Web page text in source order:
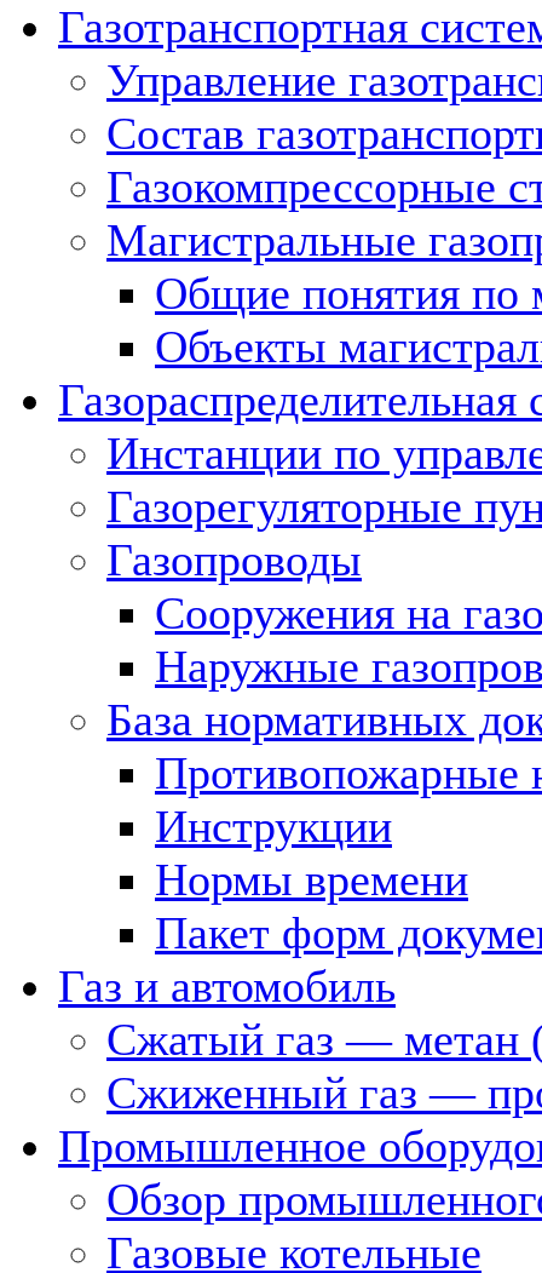
Газотранспортная
Управление
Состав
Газокомпрессорные
Магистральные
Общие понятия по
Объекты
Газораспределительная
Инстанции по
Газорегуляторные
Газопроводы
Сооружения на
Наружные
База нормативных
Противопожарные
Инструкции
Нормы времени
Пакет форм
Газ и автомобиль
Сжатый газ — метан
Сжиженный газ —
Промышленное
Обзор
Газовые котельные